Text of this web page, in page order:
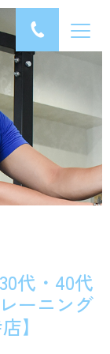
代・40代
ーニング
】